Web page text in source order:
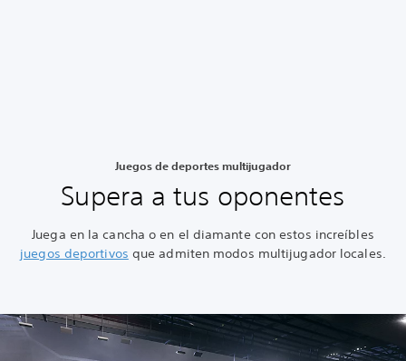
Juegos de deportes multijugador
Supera a tus oponentes
Juega en la cancha o en el diamante con estos increíbles
juegos deportivos que admiten modos multijugador locales.